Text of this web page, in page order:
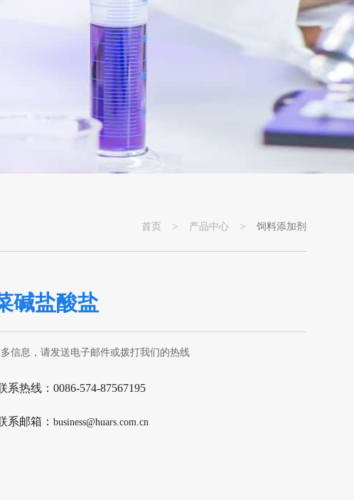
首页 > 产品中心 > 饲料添加剂
碱盐酸盐
信息，请发送电子邮件或拨打我们的热线
系热线：0086-574-87567195
系邮箱：business@huars.com.cn